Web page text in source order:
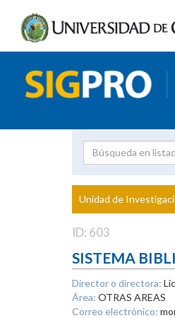
Proyecto
Unidad de
ID: 603
SISTEMA
Director o directora:
Área: OTRAS AREAS
Correo electrónico: